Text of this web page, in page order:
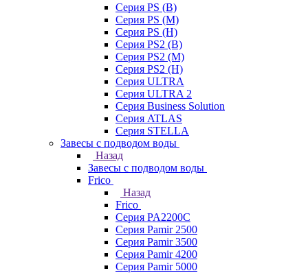
Серия PS (B)
Серия PS (M)
Серия PS (H)
Серия PS2 (B)
Серия PS2 (M)
Серия PS2 (H)
Серия ULTRA
Серия ULTRA 2
Серия Business Solution
Серия ATLAS
Серия STELLA
Завесы с подводом воды
Назад
Завесы с подводом воды
Frico
Назад
Frico
Серия PA2200C
Серия Pamir 2500
Серия Pamir 3500
Серия Pamir 4200
Серия Pamir 5000